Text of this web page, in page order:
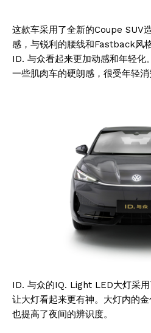
这款车采用了全新的Coupe SUV
感，与锐利的腰线和Fastback风
ID. 与众看起来更加动感和年轻化
一些肌肉车的硬朗感，很受年轻消
ID. 与众的IQ. Light LED大灯采
让大灯看起来更有神。大灯内的
也提高了夜间的辨识度。